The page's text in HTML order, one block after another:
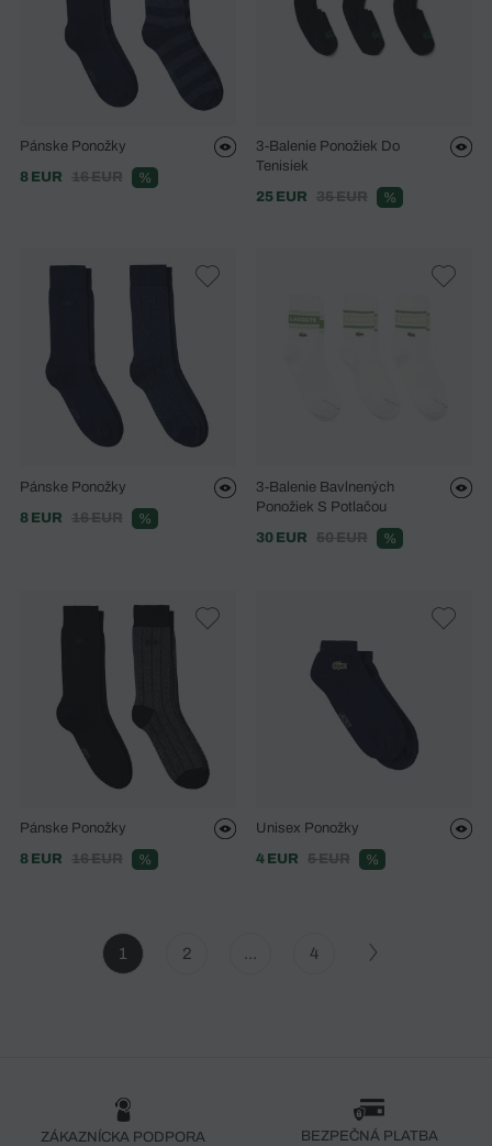
Pánske Ponožky
8 EUR
16 EUR %
3-Balenie Ponožiek Do
Tenisiek
25 EUR
35 EUR %
Pánske Ponožky
8 EUR
16 EUR %
3-Balenie Bavlnených
Ponožiek S Potlačou
30 EUR
50 EUR %
Pánske Ponožky
8 EUR
16 EUR %
Unisex Ponožky
4 EUR
5 EUR %
1 2 4
ZÁKAZNÍCKA PODPORA BEZPEČNÁ PLATBA